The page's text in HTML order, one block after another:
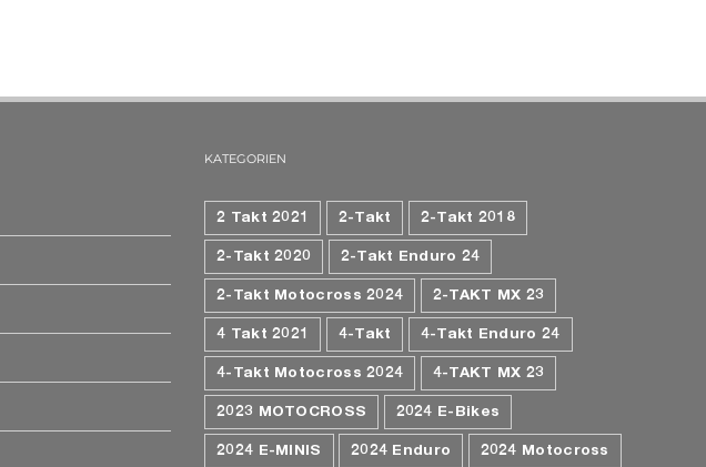
KATEGORIEN
2 Takt 2021 2-Takt 2-Takt 2018
2-Takt 2020 2-Takt Enduro 24
2-Takt Motocross 2024 2-TAKT MX 23
4 Takt 2021 4-Takt 4-Takt Enduro 24
4-Takt Motocross 2024 4-TAKT MX 23
2023 MOTOCROSS 2024 E-Bikes
2024 E-MINIS 2024 Enduro 2024 Motocross